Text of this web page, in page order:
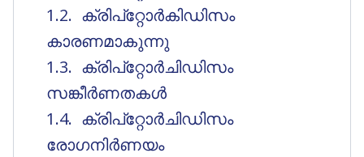
ക്രിപ്‌റ്റോർകിഡിസം
കാരണമാകുന്നു
ക്രിപ്റ്റോർചിഡിസം
സങ്കീർണതകൾ
ക്രിപ്റ്റോർചിഡിസം
രോഗനിർണയം